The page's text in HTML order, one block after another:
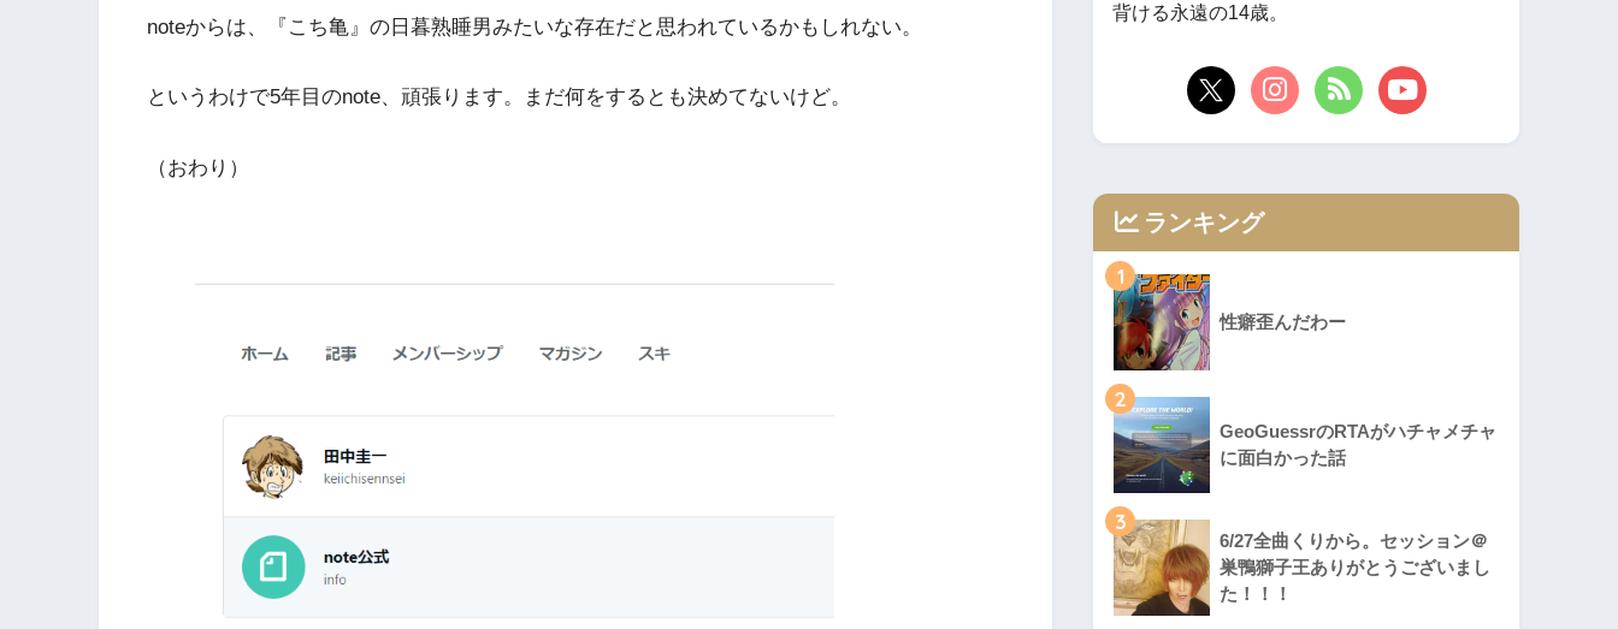
noteからは、『こち亀』の日暮熟睡男みたいな存在だと思われているかもしれない。
というわけで5年目のnote、頑張ります。まだ何をするとも決めてないけど。
（おわり）
背ける永遠の14歳。
ランキング
1
性癖歪んだわー
2
GeoGuessrのRTAがハチャメチャ
に面白かった話
3
6/27全曲くりから。セッション＠
巣鴨獅子王ありがとうございまし
た！！！